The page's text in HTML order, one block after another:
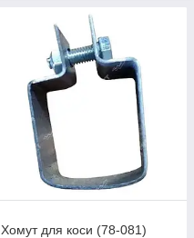
Хомут для коси (78-081)